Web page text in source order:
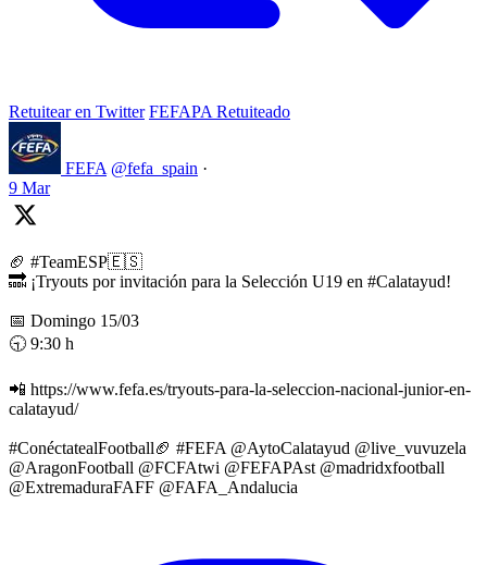
Retuitear en Twitter FEFAPA Retuiteado
FEFA @fefa_spain ·
9 Mar
🏈 #TeamESP🇪🇸
🔜 ¡Tryouts por invitación para la Selección U19 en #Calatayud!
📅 Domingo 15/03
🕤 9:30 h
📲 https://www.fefa.es/tryouts-para-la-seleccion-nacional-junior-en-
calatayud/
#ConéctatealFootball🏈 #FEFA @AytoCalatayud @live_vuvuzela
@AragonFootball @FCFAtwi @FEFAPAst @madridxfootball
@ExtremaduraFAFF @FAFA_Andalucia